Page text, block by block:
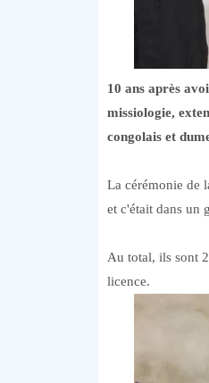
10 ans après
missiologie,
congolais et
La cérémonie de
et c'était dans un
Au total, ils sont
licence.